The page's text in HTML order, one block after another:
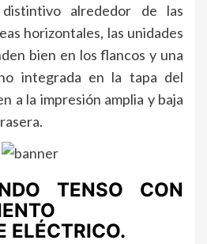
alrededor de las
horizontales, las unidades
bien en los flancos y una
integrada en la tapa del
a la impresión amplia y baja
TENSO CON
ELÉCTRICO.